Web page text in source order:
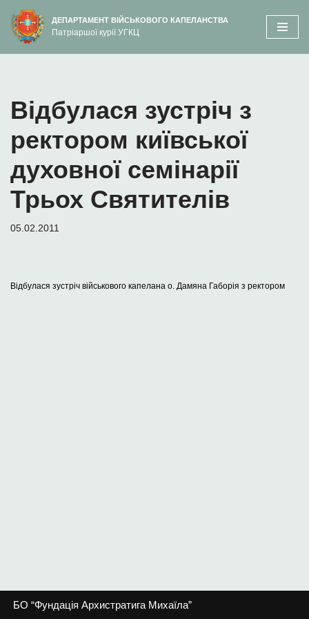
вмісту
Перейти
до
ДЕПАРТАМЕНТ ВІЙСЬКОВОГО КАПЕЛАНСТВА
Патріаршої курії УГКЦ
Відбулася зустріч з
ректором київської
духовної семінарії
Трьох Святителів
05.02.2011
Відбулася зустріч військового капелана о. Дамяна Габорія з ректором
БО “Фундація Архистратига Михаїла”